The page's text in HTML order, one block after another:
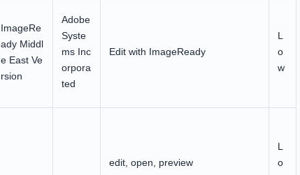
ImageRe
ady Middl
e East Ve
rsion
Adobe
Syste
ms Inc
orpora
ted
Edit with ImageReady
L
o
w
edit, open, preview
L
o